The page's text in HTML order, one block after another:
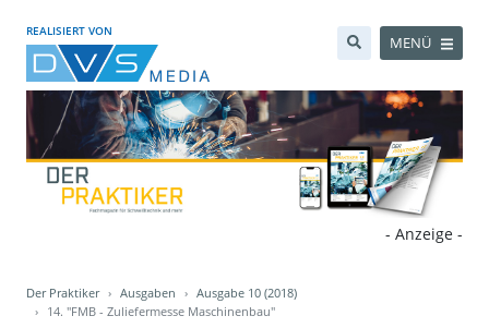
REALISIERT VON
MENÜ
- Anzeige -
Der Praktiker Ausgaben
Ausgabe 10 (2018)
14. "FMB - Zuliefermesse Maschinenbau"